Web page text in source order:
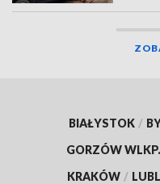
BIAŁYSTOK /
GORZÓW WLKP.
KRAKÓW /